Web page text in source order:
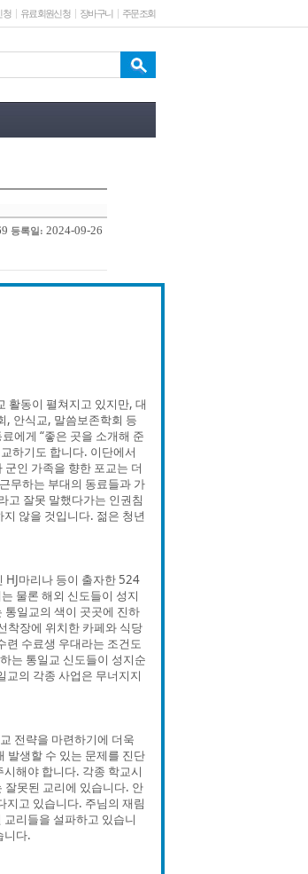
청 유료회원신청 장바구니 주문조회
등록일: 2024-09-26
활동이 펼쳐지고 있지만, 대
, 안식교, 말씀보존학회 등
에게 “좋은 곳을 소개해 준
하기도 합니다. 이단에서
인 가족을 향한 포교는 더
무하는 부대의 동료들과 가
고 잘못 말했다가는 인권침
않을 것입니다. 젊은 청년
HJ마리나 등이 출자한 524
물론 해외 신도들이 성지
일교의 색이 곳곳에 진하
착장에 위치한 카페와 식당
련 수료생 우대라는 조건도
는 통일교 신도들이 성지순
교의 각종 사업은 무너지지
전략을 마련하기에 더욱
발생할 수 있는 문제를 진단
해야 합니다. 각종 학교시
못된 교리에 있습니다. 안
지고 있습니다. 주님의 재림
리들을 설파하고 있습니
니다.